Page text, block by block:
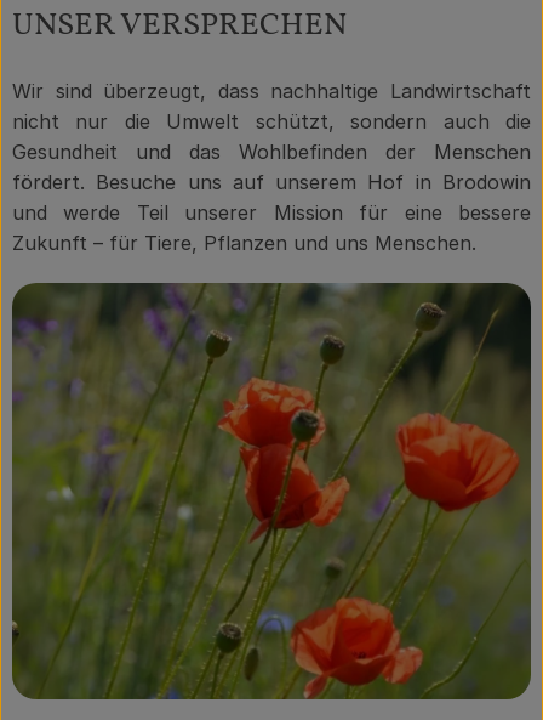
UNSER VERSPRECHEN
Wir sind überzeugt, dass nachhaltige Landwirtschaft
nicht nur die Umwelt schützt, sondern auch die
Gesundheit und das Wohlbefinden der Menschen
fördert. Besuche uns auf unserem Hof in Brodowin
und werde Teil unserer Mission für eine bessere
Zukunft – für Tiere, Pflanzen und uns Menschen.